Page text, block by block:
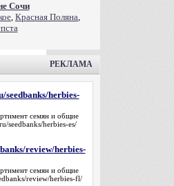
Сочи
, Красная Поляна,
РЕКЛАМА
herbies-
семян и общие
seedbanks/herbies-es/
review/herbies-
семян и общие
review/herbies-fl/